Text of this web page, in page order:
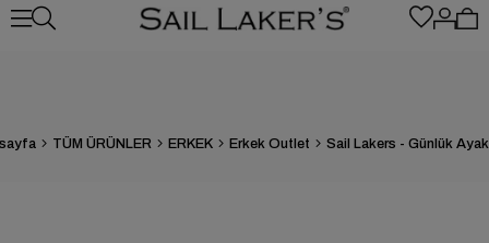
TÜM ÜRÜNLER ERKEK Erkek Outlet Sail Lakers - Günlük